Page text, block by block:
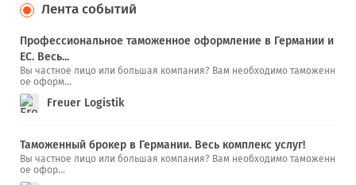
Лента событий
Профессиональное таможенное оформление в Германии и
ЕС. Весь...
Вы частное лицо или большая компания? Вам необходимо таможенн
ое оформ...
Freuer Logistik
Таможенный брокер в Германии. Весь комплекс услуг!
Вы частное лицо или большая компания? Вам необходимо таможенн
ое офор...